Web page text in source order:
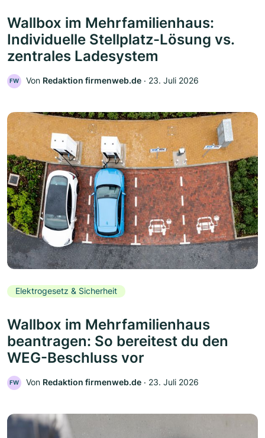
Wallbox im Mehrfamilienhaus:
Individuelle Stellplatz-Lösung vs.
zentrales Ladesystem
FW Von Redaktion firmenweb.de ‧ 23. Juli 2026
Elektrogesetz & Sicherheit
Wallbox im Mehrfamilienhaus
beantragen: So bereitest du den
WEG-Beschluss vor
FW Von Redaktion firmenweb.de ‧ 23. Juli 2026